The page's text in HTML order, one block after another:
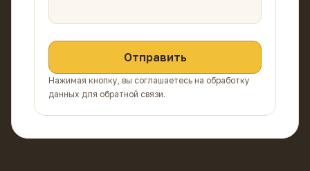
Отправить
Нажимая кнопку, вы соглашаетесь на обработку
данных для обратной связи.